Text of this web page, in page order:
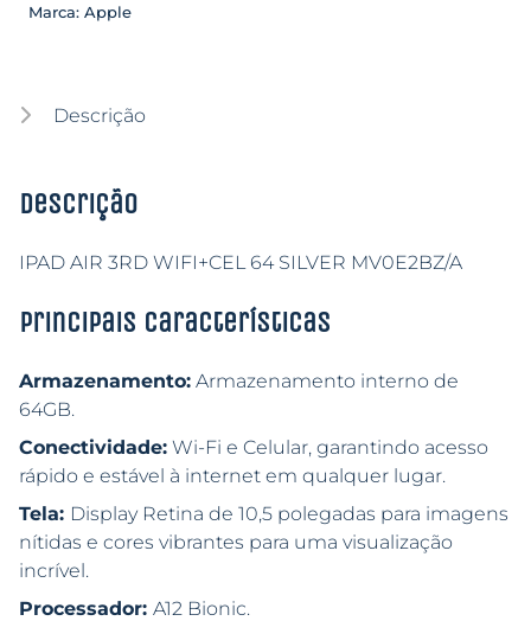
Marca: Apple
Descrição
Descrição
IPAD AIR 3RD WIFI+CEL 64 SILVER MV0E2BZ/A
Principais características
Armazenamento: Armazenamento interno de
64GB.
Conectividade: Wi-Fi e Celular, garantindo acesso
rápido e estável à internet em qualquer lugar.
Tela: Display Retina de 10,5 polegadas para imagens
nítidas e cores vibrantes para uma visualização
incrível.
Processador: A12 Bionic.